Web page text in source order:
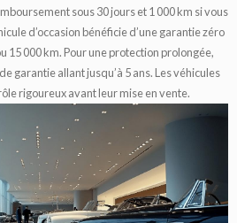
sous 30 jours et 1 000 km si vous
d’occasion bénéficie d’une garantie zéro
15 000 km. Pour une protection prolongée,
garantie allant jusqu’à 5 ans. Les véhicules
rigoureux avant leur mise en vente.